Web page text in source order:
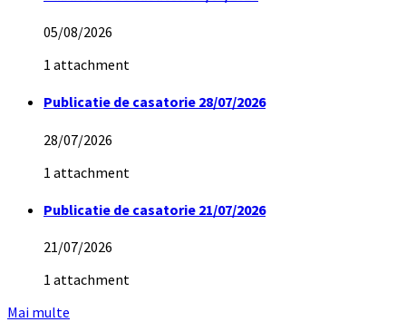
05/08/2026
1 attachment
Publicatie de casatorie 28/07/2026
28/07/2026
1 attachment
Publicatie de casatorie 21/07/2026
21/07/2026
1 attachment
Mai multe